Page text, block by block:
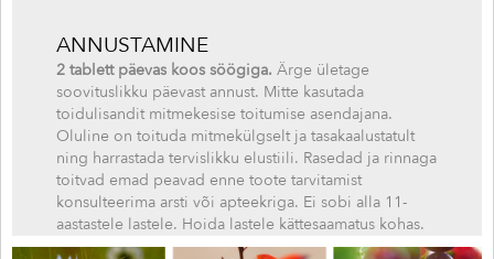
ANNUSTAMINE
2 tablett päevas koos söögiga. Ärge ületage
soovituslikku päevast annust. Mitte kasutada
toidulisandit mitmekesise toitumise asendajana.
Oluline on toituda mitmekülgselt ja tasakaalustatult
ning harrastada tervislikku elustiili. Rasedad ja rinnaga
toitvad emad peavad enne toote tarvitamist
konsulteerima arsti või apteekriga. Ei sobi alla 11-
aastastele lastele. Hoida lastele kättesaamatus kohas.